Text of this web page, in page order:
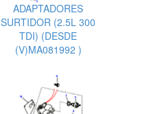
ADAPTADORES
SURTIDOR (2.5L 300
TDI) (DESDE
(V)MA081992 )